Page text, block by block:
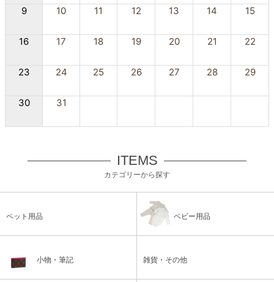
9 10 11 12 13 14 15
16 17 18 19 20 21 22
23 24 25 26 27 28 29
30 31
ITEMS
カテゴリーから探す
ペット用品 ベビー用品
小物・筆記 雑貨・その他